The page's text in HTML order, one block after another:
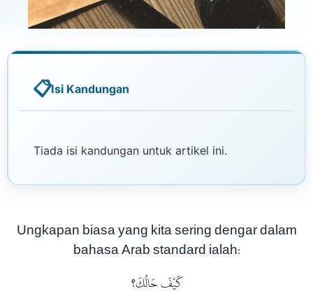
Isi Kandungan
Tiada isi kandungan untuk artikel ini.
Ungkapan biasa yang kita sering dengar dalam
bahasa Arab standard ialah:
كَيْفَ حَالُكَ؟